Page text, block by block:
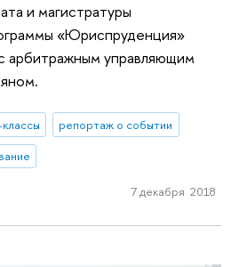
и магистратуры
«Юриспруденция»
арбитражным управляющим
репортаж о событии
7 декабря 2018